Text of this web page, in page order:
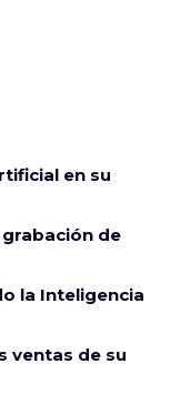
en su
de
la Inteligencia
ventas de su